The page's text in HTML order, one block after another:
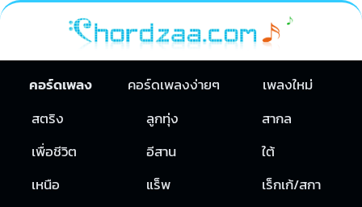
คอร์ดเพลง คอร์ดเพลงง่ายๆ
เพลงใหม่
สตริง
ลูกทุ่ง
สากล
เพื่อชีวิต
อีสาน
ใต้
เหนือ
แร็พ
เร็กเก้/สกา